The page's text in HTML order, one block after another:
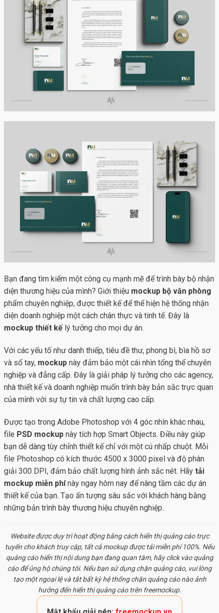
Bạn đang tìm kiếm một công cụ mạnh mẽ để trình bày bộ nhận
diện thương hiệu của mình? Giới thiệu mockup bộ văn phòng
phẩm chuyên nghiệp, được thiết kế để thể hiện hệ thống nhận
diện doanh nghiệp một cách chân thực và tinh tế. Đây là
mockup thiết kếlý tưởng cho mọi dự án.
Với các yếu tố như danh thiếp, tiêu đề thư, phong bì, bìa hồ sơ
và sổ tay, mockup này đảm bảo một cái nhìn tổng thể chuyên
nghiệp và đẳng cấp. Đây là giải pháp lý tưởng cho các agency,
nhà thiết kế và doanh nghiệp muốn trình bày bản sắc trực quan
của mình với sự tự tin và chất lượng cao cấp.
Được tạo trong Adobe Photoshop với 4 góc nhìn khác nhau,
file PSD mockup này tích hợp Smart Objects. Điều này giúp
bạn dễ dàng tùy chỉnh thiết kế chỉ với một cú nhấp chuột. Mỗi
file Photoshop có kích thước 4500 x 3000 pixel và độ phân
giải 300 DPI, đảm bảo chất lượng hình ảnh sắc nét. Hãy tải
mockup miễn phínày ngay hôm nay để nâng tầm các dự án
thiết kế của bạn. Tạo ấn tượng sâu sắc với khách hàng bằng
những bản trình bày thương hiệu chuyên nghiệp.
Website được duy trì hoạt động bằng cách hiển thị quảng cáo trực
tuyến cho khách truy cập, tất cả mockupđược tải miễn phí 100%. Nếu
quảng cáo hiển thị nội dung bạn đang quan tâm, hãy click vào quảng
cáo để ủng hộ chúng tôi. Nếu bạn sử dụng chặn quảng cáo, vui lòng
tạo một ngoại lệ và tắt bất kỳ hệ thống chặn quảng cáo nào ảnh
hưởng đến hiển thị quảng cáo trên freemockup.